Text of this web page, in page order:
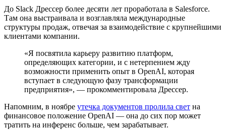
До Slack Дрессер более десяти лет проработала в Salesforce.
Там она выстраивала и возглавляла международные
структуры продаж, отвечая за взаимодействие с крупнейшими
клиентами компании.
«Я посвятила карьеру развитию платформ,
определяющих категории, и с нетерпением жду
возможности применить опыт в OpenAI, которая
вступает в следующую фазу трансформации
предприятия», — прокомментировала Дрессер.
Напомним, в ноябре утечка документов пролила свет на
финансовое положение OpenAI — она до сих пор может
тратить на инференс больше, чем зарабатывает.